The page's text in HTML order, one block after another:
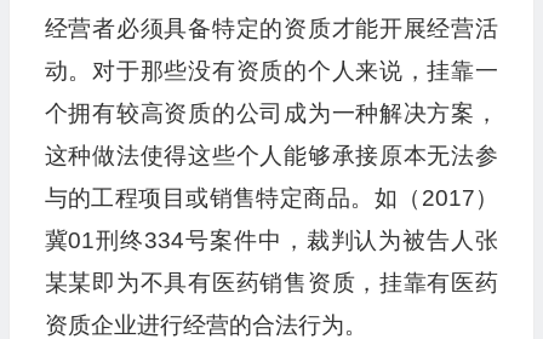
经营者必须具备特定的资质才能开展经营活
动。对于那些没有资质的个人来说，挂靠一
个拥有较高资质的公司成为一种解决方案，
这种做法使得这些个人能够承接原本无法参
与的工程项目或销售特定商品。如（2017）
冀01刑终334号案件中，裁判认为被告人张
某某即为不具有医药销售资质，挂靠有医药
资质企业进行经营的合法行为。